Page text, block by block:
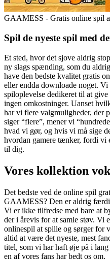
GAAMESS - Gratis online spil
Spil de nyeste spil med
Et sted, hvor det sjove aldrig
ny slags spænding, som du
have den bedste kvalitet gratis
eller endda downloade noget.
spiloplevelse dedikeret til at
ingen omkostninger. Uanset
har vi flere valgmuligheder, der
siger “flere”, mener vi
hvad vi gør, og hvis vi må sige
hvordan gamere tænker, fordi vi
til dig.
Vores kollektion
Det bedste ved de online spil
GAAMESS? Den er aldrig
Vi er ikke tilfredse med bare at
der i årevis for at samle støv. Vi
onlinespil at spille og sørger for
altid at være det nyeste, mest
titel, som vi har haft øje på i
en af vores fans har bedt os om.